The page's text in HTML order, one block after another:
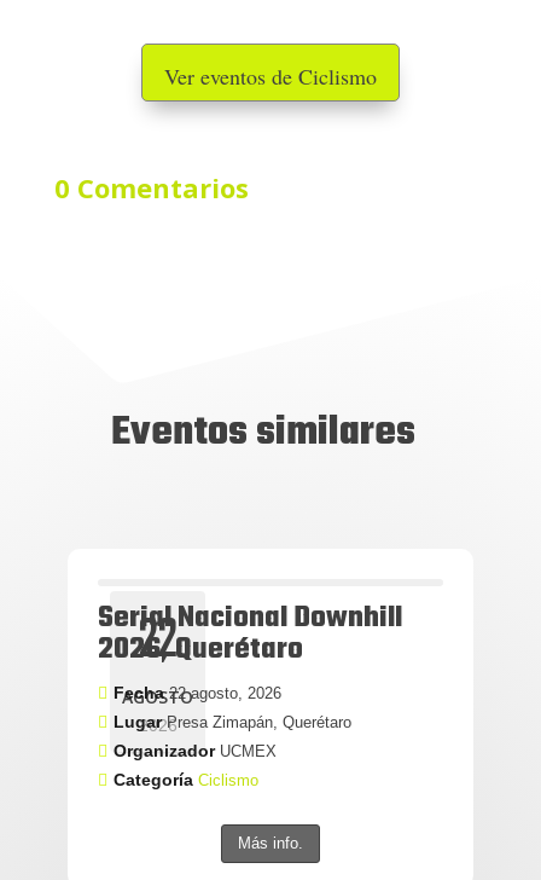
Ver eventos de Ciclismo
0 Comentarios
Eventos similares
22
AGOSTO
2026
Serial Nacional Downhill
2026, Querétaro
Fecha22 agosto, 2026
LugarPresa Zimapán, Querétaro
Organizador UCMEX
Categoría Ciclismo
Más info.